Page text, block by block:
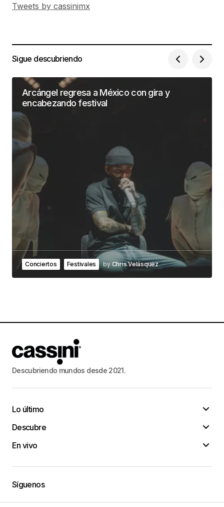
Tweets by cassinimx
Sigue descubriendo
Arcángel regresa a México con gira y
encabezando festival
Conciertos Festivales by Chris Velásquez
Descubriendo mundos desde 2021.
Lo último
Descubre
En vivo
Síguenos